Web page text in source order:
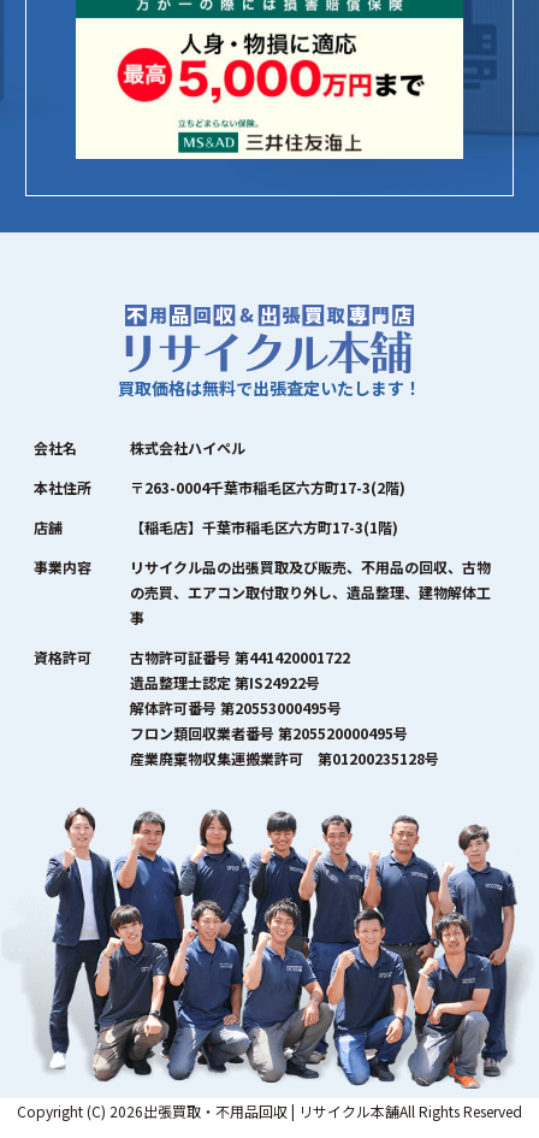
買取価格は無料で出張査定いたします！
会社名
株式会社ハイペル
本社住所
〒263-0004千葉市稲毛区六方町17-3(2階)
店舗
【稲毛店】千葉市稲毛区六方町17-3(1階)
事業内容
リサイクル品の出張買取及び販売、不用品の回収、古物
の売買、エアコン取付取り外し、遺品整理、建物解体工
事
資格許可
古物許可証番号 第441420001722
遺品整理士認定 第IS24922号
解体許可番号 第20553000495号
フロン類回収業者番号 第205520000495号
産業廃棄物収集運搬業許可 第01200235128号
Copyright (C) 2026出張買取・不用品回収 | リサイクル本舗All Rights Reserved